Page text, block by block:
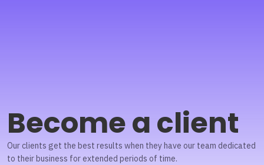
Become a client
Our clients get the best results when they have our team dedicated
to their business for extended periods of time.